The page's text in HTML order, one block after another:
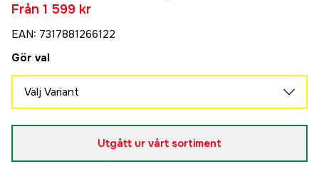
Från 1 599 kr
EAN: 7317881266122
Gör val
Välj Variant
Slutsåld
Utgått ur vårt sortiment